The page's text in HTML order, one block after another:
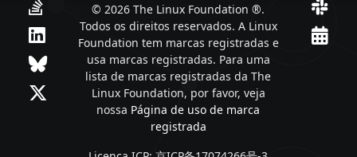
© 2026 The Linux Foundation ®.
Todos os direitos reservados. A Linux
Foundation tem marcas registradas e
usa marcas registradas. Para uma
lista de marcas registradas da The
Linux Foundation, por favor, veja
nossa Página de uso de marca
registrada